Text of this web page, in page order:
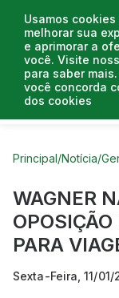
Usamos
melhorar sua
e aprimorar a
você. Visite
para saber
você concorda
dos cookies
Curtas do Poder
Principal/Notícia/
WAGNER
PARA
Sexta-Feira, 11/